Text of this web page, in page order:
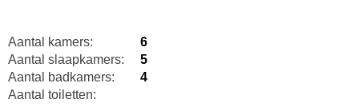
Aantal kamers:
6
Aantal slaapkamers:
5
Aantal badkamers:
4
Aantal toiletten: